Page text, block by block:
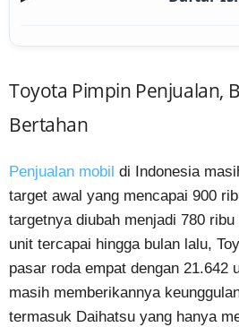
Toyota Pimpin Penjualan,
Bertahan
Penjualan mobil di Indonesia
target awal yang mencapai 900
targetnya diubah menjadi 780
unit tercapai hingga bulan lalu,
pasar roda empat dengan 21.642
masih memberikannya
termasuk Daihatsu yang hanya